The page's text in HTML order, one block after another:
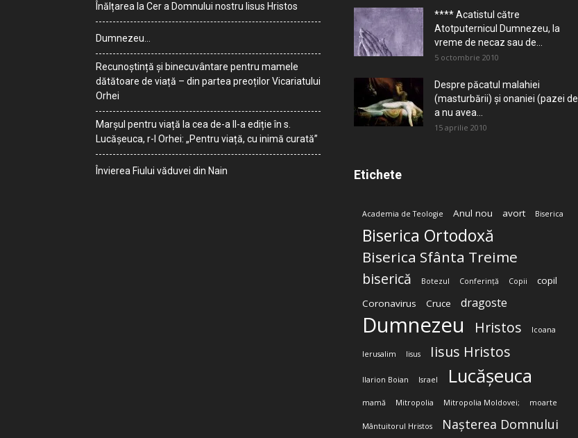
Înălțarea la Cer a Domnului nostru Iisus Hristos
Dumnezeu…
Recunoștință și binecuvântare pentru mamele
dătătoare de viață – din partea preoților Vicariatului
Orhei
Marșul pentru viață la cea de-a II-a ediție în s.
Lucășeuca, r-l Orhei: „Pentru viață, cu inimă curată”
Învierea Fiului văduvei din Nain
**** Acatistul către
Atotputernicul Dumnezeu, la
vreme de necaz sau de...
5 octombrie 2010
Despre păcatul malahiei
(masturbării) şi onaniei (pazei de
a nu avea...
15 aprilie 2010
Etichete
Academia de Teologie Anul nou avort Biserica
Biserica Ortodoxă
Biserica Sfânta Treime
biserică Botezul Conferință Copii
copil
Coronavirus
Cruce dragoste
Dumnezeu Hristos Icoana
Ierusalim Iisus Iisus Hristos
Ilarion Boian Israel Lucășeuca
mamă Mitropolia Mitropolia Moldovei; moarte
Mântuitorul Hristos Nașterea Domnului